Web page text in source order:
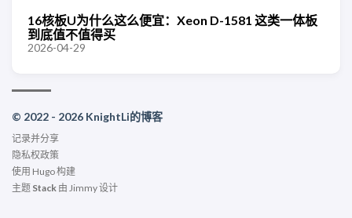
16核板U为什么这么便宜：Xeon D-1581 这类一体板
到底值不值得买
2026-04-29
© 2022 - 2026 KnightLi的博客
记录并分享
隐私权政策
使用 Hugo构建
主题 Stack 由 Jimmy设计